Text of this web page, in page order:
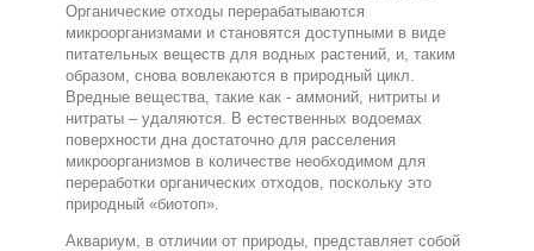
Органические отходы перерабатываются
микроорганизмами и становятся доступными в виде
питательных веществ для водных растений, и, таким
образом, снова вовлекаются в природный цикл.
Вредные вещества, такие как - аммоний, нитриты и
нитраты – удаляются. В естественных водоемах
поверхности дна достаточно для расселения
микроорганизмов в количестве необходимом для
переработки органических отходов, поскольку это
природный «биотоп».
Аквариум, в отличии от природы, представляет собой